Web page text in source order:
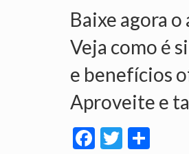
Baixe agora
Veja como é
e benefícios
Aproveite e
Facebook
Twitter